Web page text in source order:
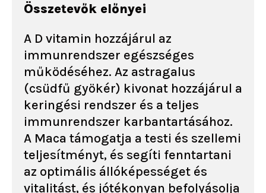
Összetevők előnyei
A D vitamin hozzájárul az
immunrendszer egészséges
működéséhez. Az astragalus
(csüdfű gyökér) kivonat hozzájárul a
keringési rendszer és a teljes
immunrendszer karbantartásához.
A Maca támogatja a testi és szellemi
teljesítményt, és segíti fenntartani
az optimális állóképességet és
vitalitást, és jótékonyan befolyásolja